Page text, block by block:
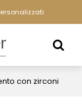
con zirconi